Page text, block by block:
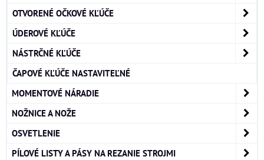
OTVORENÉ OČKOVÉ KĽÚČE
ÚDEROVÉ KĽÚČE
NÁSTRČNÉ KĽÚČE
ČAPOVÉ KĽÚČE NASTAVITEĽNÉ
MOMENTOVÉ NÁRADIE
NOŽNICE A NOŽE
OSVETLENIE
PÍLOVÉ LISTY A PÁSY NA REZANIE STROJMI